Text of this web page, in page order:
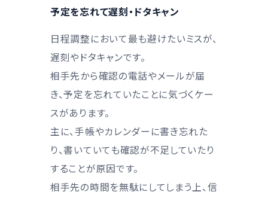
予定を忘れて遅刻・ドタキャン
日程調整において最も避けたいミスが、
遅刻やドタキャンです。
相手先から確認の電話やメールが届
き、予定を忘れていたことに気づくケー
スがあります。
主に、手帳やカレンダーに書き忘れた
り、書いていても確認が不足していたり
することが原因です。
相手先の時間を無駄にしてしまう上、信